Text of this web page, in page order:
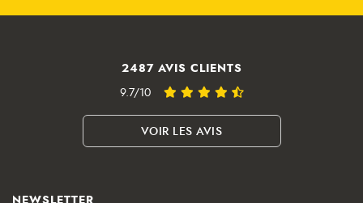
2487 AVIS CLIENTS
9.7/10
VOIR LES AVIS
NEWSLETTER